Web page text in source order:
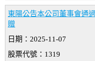
東陽公告本公司董事會通
贈
日期：2025-11-07
股票代號：1319